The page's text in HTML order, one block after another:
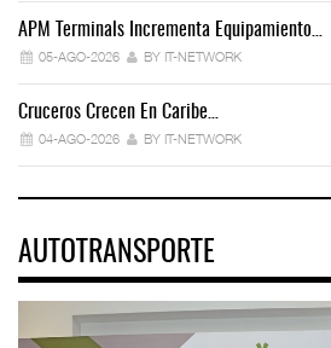
APM Terminals Incrementa Equipamiento…
05-AGO-2026 BY IT-NETWORK
Cruceros Crecen En Caribe…
04-AGO-2026 BY IT-NETWORK
AUTOTRANSPORTE